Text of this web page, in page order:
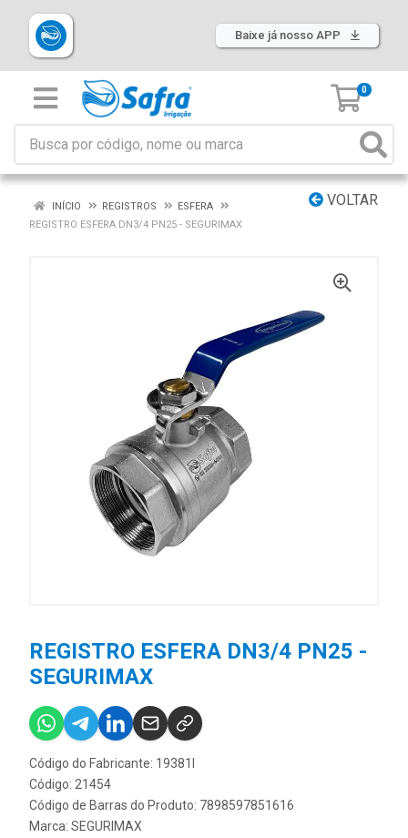
Baixe já nosso APP
0
VOLTAR
INÍCIO REGISTROS
ESFERA
REGISTRO ESFERA DN3/4 PN25 - SEGURIMAX
REGISTRO ESFERA DN3/4 PN25 -
SEGURIMAX
Código do Fabricante: 19381I
Código: 21454
Código de Barras do Produto: 7898597851616
Marca: SEGURIMAX